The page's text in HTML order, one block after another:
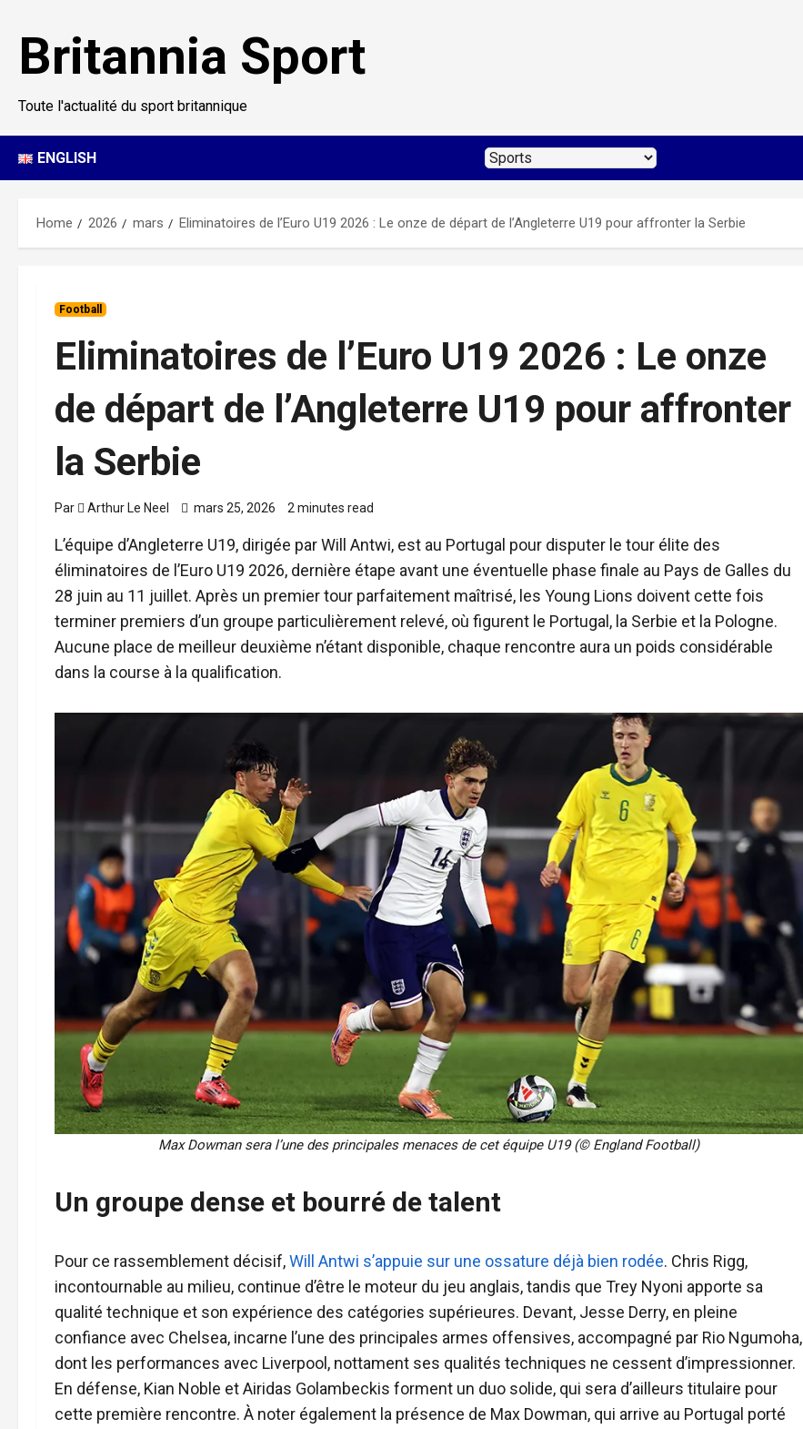
contentBritannia Sport
Toute l'actualité du sport britannique
ENGLISH
Home 2026 mars Eliminatoires de l’Euro U19 2026 : Le onze de départ de l’Angleterre U19 pour affronter la Serbie
Football
Eliminatoires de l’Euro U19 2026 : Le onze
de départ de l’Angleterre U19 pour affronter
la Serbie
Par Arthur Le Neel mars 25, 2026 2 minutes read
L’équipe d’Angleterre U19, dirigée par Will Antwi, est au Portugal pour disputer le tour élite des
éliminatoires de l’Euro U19 2026, dernière étape avant une éventuelle phase finale au Pays de Galles du
28 juin au 11 juillet. Après un premier tour parfaitement maîtrisé, les Young Lions doivent cette fois
terminer premiers d’un groupe particulièrement relevé, où figurent le Portugal, la Serbie et la Pologne.
Aucune place de meilleur deuxième n’étant disponible, chaque rencontre aura un poids considérable
dans la course à la qualification.
Max Dowman sera l’une des principales menaces de cet équipe U19 (© England Football)
Un groupe dense et bourré de talent
Pour ce rassemblement décisif,Will Antwi s’appuie sur une ossature déjà bien rodée. Chris Rigg,
incontournable au milieu, continue d’être le moteur du jeu anglais, tandis que Trey Nyoni apporte sa
qualité technique et son expérience des catégories supérieures. Devant, Jesse Derry, en pleine
confiance avec Chelsea, incarne l’une des principales armes offensives, accompagné par Rio Ngumoha,
dont les performances avec Liverpool, nottament ses qualités techniques ne cessent d’impressionner.
En défense, Kian Noble et Airidas Golambeckis forment un duo solide, qui sera d’ailleurs titulaire pour
cette première rencontre. À noter également la présence de Max Dowman, qui arrive au Portugal porté